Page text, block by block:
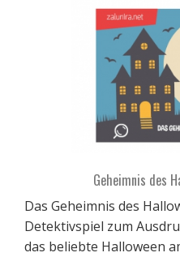
Geheimnis des
Das Geheimnis des
Detektivspiel zum
das beliebte Halloween